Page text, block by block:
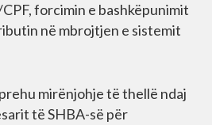
forcimin e bashkëpunimit
në mbrojtjen e sistemit
mirënjohje të thellë ndaj
të SHBA-së për